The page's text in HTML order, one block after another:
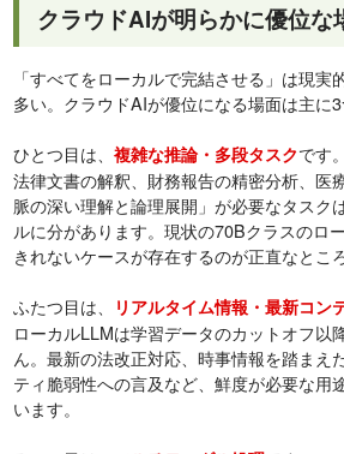
クラウドAIが明らかに優位な
「すべてをローカルで完結させる」は現実
多い。クラウドAIが優位になる場面は主に3
ひとつ目は、複雑な推論・多段タスクです。
法律文書の解釈、財務報告の精密分析、医
脈の深い理解と論理展開」が必要なタスク
ルに分があります。現状の70Bクラスのロ
きれないケースが存在するのが正直なところ
ふたつ目は、
リアルタイム情報・最新コン
ローカルLLMは学習データのカットオフ以
ん。最新の法改正対応、時事情報を踏まえ
ティ脆弱性への言及など、鮮度が必要な用
います。